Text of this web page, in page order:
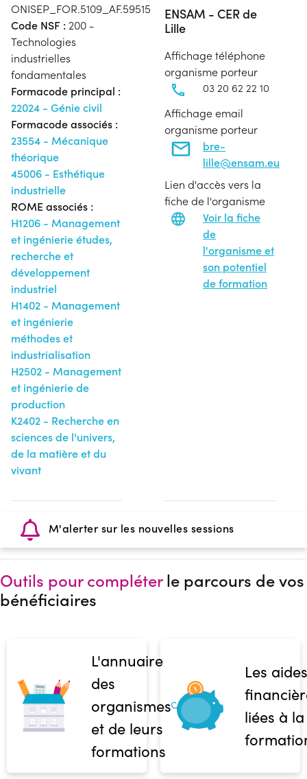
ONISEP_FOR.5109_AF.59515
Code NSF : 200 -
Technologies
industrielles
fondamentales
Formacode principal :
22024 - Génie civil
Formacode associés :
23554 - Mécanique
théorique
45006 - Esthétique
industrielle
ROME associés :
H1206 - Management
et ingénierie études,
recherche et
développement
industriel
H1402 - Management
et ingénierie
méthodes et
industrialisation
H2502 - Management
et ingénierie de
production
K2402 - Recherche en
sciences de l'univers,
de la matière et du
vivant
ENSAM - CER de
Lille
Affichage téléphone
organisme porteur
03 20 62 22 10
Affichage email
organisme porteur
bre-
lille@ensam.eu
Lien d'accès vers la
fiche de l'organisme
Voir la fiche
de
l'organisme et
son potentiel
de formation
M'alerter sur les nouvelles sessions
Outils pour compléterle parcours de vos
bénéficiaires
L'annuaire
des
organismes
et de leurs
formations
Les aides
liées à la